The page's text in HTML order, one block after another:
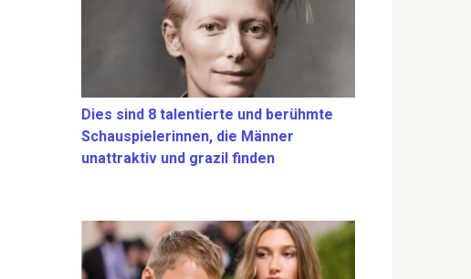
Dies sind 8 talentierte und berühmte
Schauspielerinnen, die Männer
unattraktiv und grazil finden